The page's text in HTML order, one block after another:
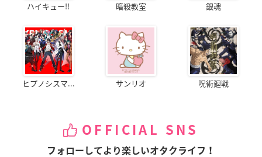
ハイキュー!! 暗殺教室 銀魂
ヒプノシスマ... サンリオ 呪術廻戦
OFFICIAL SNS
フォローしてより楽しいオタクライフ！